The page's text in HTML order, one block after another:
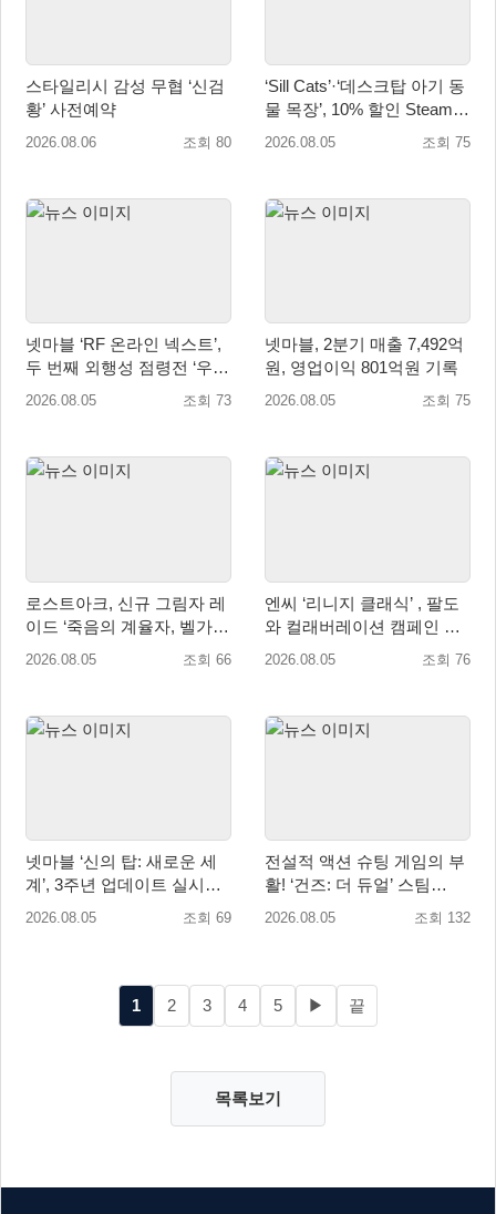
스타일리시 감성 무협 ‘신검
황’ 사전예약
2026.08.06 조회 80
‘Sill Cats’·‘데스크탑 아기 동
물 목장’, 10% 할인 Steam
번들 판매
2026.08.05 조회 75
넷마블 ‘RF 온라인 넥스트’,
두 번째 외행성 점령전 ‘우샤
스 워존’ 등 업데이트 실시
2026.08.05 조회 73
넷마블, 2분기 매출 7,492억
원, 영업이익 801억원 기록
2026.08.05 조회 75
로스트아크, 신규 그림자 레
이드 ‘죽음의 계율자, 벨가르
딘’ 업데이트
2026.08.05 조회 66
엔씨 ‘리니지 클래식’ , 팔도
와 컬래버레이션 캠페인 진
행
2026.08.05 조회 76
넷마블 ‘신의 탑: 새로운 세
계’, 3주년 업데이트 실시…
신규 가주 ‘연 이랑’ 등장
2026.08.05 조회 69
전설적 액션 슈팅 게임의 부
활! ‘건즈: 더 듀얼’ 스팀
(Steam) 8월 14일 정식 오픈
2026.08.05 조회 132
1 2 3 4 5 ▶ 끝
목록보기